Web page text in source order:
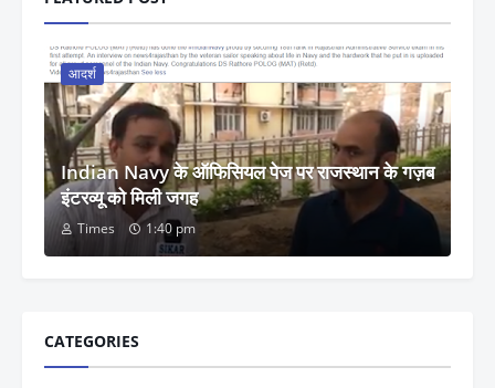
आदर्श
Indian Navy के ऑफिसियल पेज पर राजस्थान के गज़ब
इंटरव्यू को मिली जगह
Times 1:40 pm
CATEGORIES